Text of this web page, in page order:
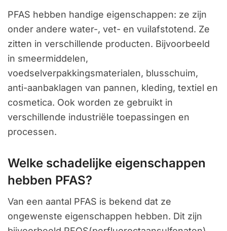
PFAS hebben handige eigenschappen: ze zijn
onder andere water-, vet- en vuilafstotend. Ze
zitten in verschillende producten. Bijvoorbeeld
in smeermiddelen,
voedselverpakkingsmaterialen, blusschuim,
anti-aanbaklagen van pannen, kleding, textiel en
cosmetica. Ook worden ze gebruikt in
verschillende industriële toepassingen en
processen.
Welke schadelijke eigenschappen
hebben PFAS?
Van een aantal PFAS is bekend dat ze
ongewenste eigenschappen hebben. Dit zijn